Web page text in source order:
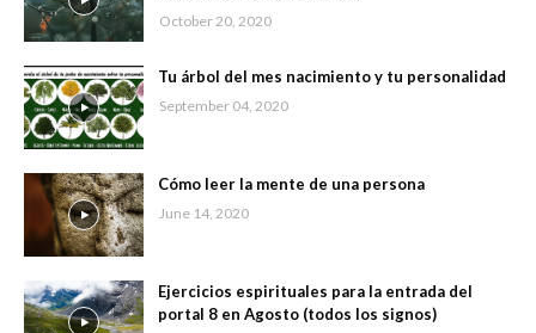
October 20, 2020
Tu árbol del mes nacimiento y tu personalidad
September 04, 2020
Cómo leer la mente de una persona
June 14, 2020
Ejercicios espirituales para la entrada del
portal 8 en Agosto (todos los signos)